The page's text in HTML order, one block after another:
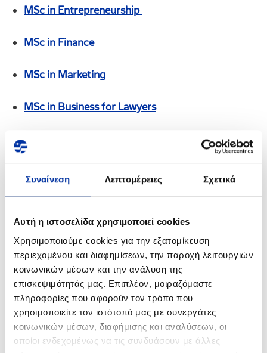
Συναίνεση Λεπτομέρειες Σχετικά
Αυτή η ιστοσελίδα χρησιμοποιεί cookies
Χρησιμοποιούμε cookies για την εξατομίκευση
περιεχομένου και διαφημίσεων, την παροχή λειτουργιών
κοινωνικών μέσων και την ανάλυση της
επισκεψιμότητάς μας. Επιπλέον, μοιραζόμαστε
πληροφορίες που αφορούν τον τρόπο που
χρησιμοποιείτε τον ιστότοπό μας με συνεργάτες
κοινωνικών μέσων, διαφήμισης και αναλύσεων, οι
οποίοι ενδεχομένως να τις συνδυάσουν με άλλες
MSc in Entrepreneurship
MSc in Finance
MSc in Marketing
MSc in Business for Lawyers
MSc in Shipping Management
Πέμπτη, 30 Απριλίου 2015.
Η υποβολή των αιτήσεων μπορεί να γίνει
ηλεκτρονικά στο https://applications.alba.edu.gr/
την ένδειξη στο πεδίοScholarship-Financial Aid:
«Όμιλος Ελληνικά Πετρέλαια».